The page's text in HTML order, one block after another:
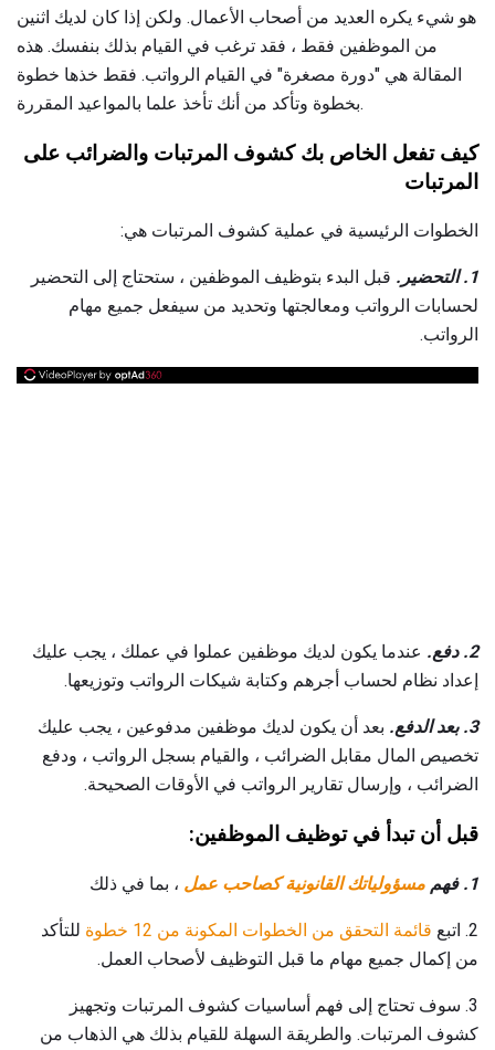
هو شيء يكره العديد من أصحاب الأعمال. ولكن إذا كان لديك اثنين
من الموظفين فقط ، فقد ترغب في القيام بذلك بنفسك. هذه
المقالة هي "دورة مصغرة" في القيام الرواتب. فقط خذها خطوة
بخطوة وتأكد من أنك تأخذ علما بالمواعيد المقررة.
كيف تفعل الخاص بك كشوف المرتبات والضرائب على
المرتبات
الخطوات الرئيسية في عملية كشوف المرتبات هي:
1. التحضير.
قبل البدء بتوظيف الموظفين ، ستحتاج إلى التحضير
لحسابات الرواتب ومعالجتها وتحديد من سيفعل جميع مهام
الرواتب.
2. دفع.
عندما يكون لديك موظفين عملوا في عملك ، يجب عليك
إعداد نظام لحساب أجرهم وكتابة شيكات الرواتب وتوزيعها.
3. بعد الدفع.
بعد أن يكون لديك موظفين مدفوعين ، يجب عليك
تخصيص المال مقابل الضرائب ، والقيام بسجل الرواتب ، ودفع
الضرائب ، وإرسال تقارير الرواتب في الأوقات الصحيحة.
قبل أن تبدأ في توظيف الموظفين:
1. فهم مسؤولياتك القانونية كصاحب عمل ، بما في ذلك
2. اتبع قائمة التحقق من الخطوات المكونة من 12 خطوة
للتأكد
من إكمال جميع مهام ما قبل التوظيف لأصحاب العمل.
3. سوف تحتاج إلى فهم أساسيات كشوف المرتبات وتجهيز
كشوف المرتبات. والطريقة السهلة للقيام بذلك هي الذهاب من